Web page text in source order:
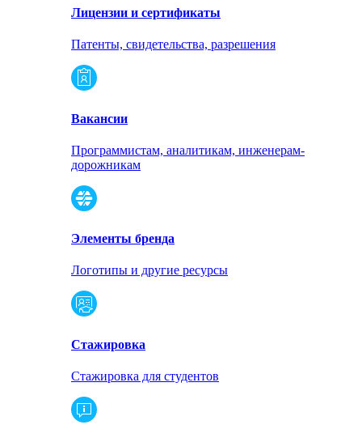
Лицензии и сертификаты
Патенты, свидетельства, разрешения
Вакансии
Программистам, аналитикам, инженерам-
дорожникам
Элементы бренда
Логотипы и другие ресурсы
Стажировка
Стажировка для студентов